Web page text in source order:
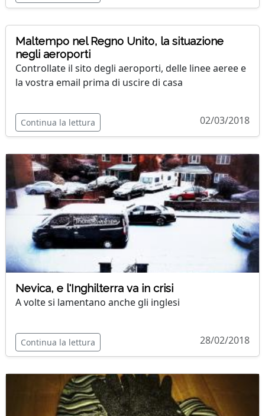
Maltempo nel Regno Unito, la situazione
negli aeroporti
Controllate il sito degli aeroporti, delle linee aeree e
la vostra email prima di uscire di casa
Continua la lettura 02/03/2018
Nevica, e l'Inghilterra va in crisi
A volte si lamentano anche gli inglesi
Continua la lettura 28/02/2018